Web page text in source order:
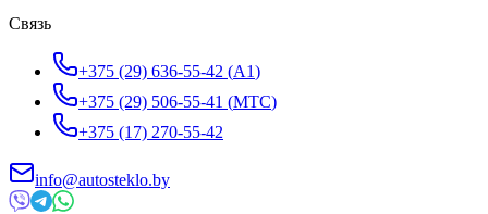
Связь
+375 (29) 636-55-42 (A1)
+375 (29) 506-55-41 (МТС)
+375 (17) 270-55-42
info@autosteklo.by